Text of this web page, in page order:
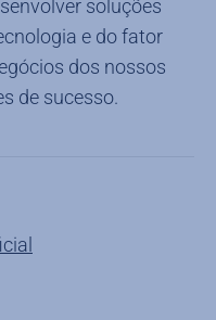
soluções
e do fator
dos nossos
de sucesso.